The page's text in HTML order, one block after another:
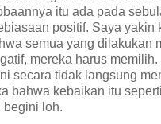
itu ada pada
positif. Saya yakin
semua yang dilakukan
mereka harus
secara tidak langsung
bahwa kebaikan itu
begini loh.